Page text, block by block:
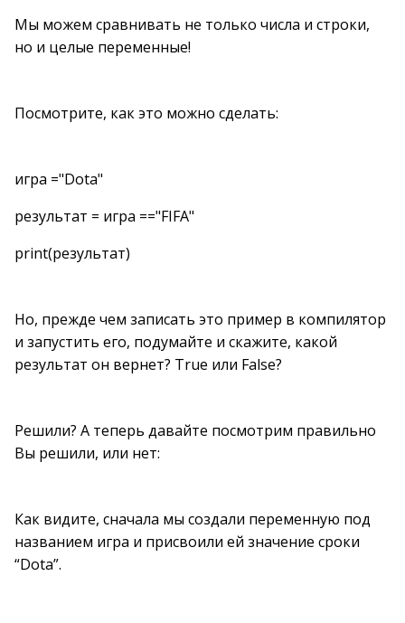
Мы можем сравнивать не только числа и строки,
но и целые переменные!
Посмотрите, как это можно сделать:
игра ="Dota"
результат = игра =="FIFA"
print(результат)
Но, прежде чем записать это пример в компилятор
и запустить его, подумайте и скажите, какой
результат он вернет? True или False?
Решили? А теперь давайте посмотрим правильно
Вы решили, или нет:
Как видите, сначала мы создали переменную под
названием игра и присвоили ей значение сроки
“Dota”.